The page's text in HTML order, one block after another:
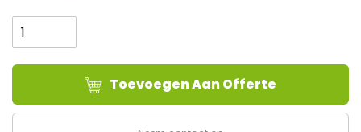
TRIARC
506/L
aantal
Toevoegen Aan Offerte